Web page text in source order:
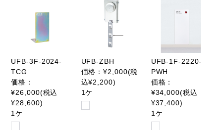
UFB-3F-2024-
TCG
価格：
¥26,000(税込
¥28,600)
1ケ
UFB-ZBH
価格：¥2,000(税
込¥2,200)
1ケ
UFB-1F-2220-
PWH
価格：
¥34,000(税込
¥37,400)
1ケ